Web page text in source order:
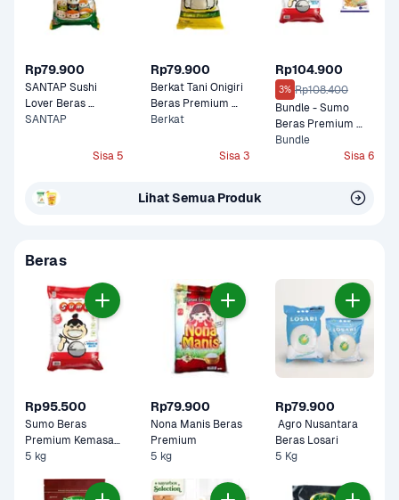
Rp79.900
SANTAP Sushi
Lover Beras
Premium 5kg
SANTAP
Sisa 5
Rp79.900
Berkat Tani Onigiri
Beras Premium
5kg
Berkat
Sisa 3
Rp104.900
3% Rp108.400
Bundle - Sumo
Beras Premium
Merah 5 kg & Tulip
Tepung Terigu 1 kg
Bundle
Sisa 6
Lihat Semua Produk
Beras
Rp95.500
Sumo Beras
Premium Kemasan
5 kg
Rp79.900
Nona Manis Beras
5 kg
Rp79.900
Agro Nusantara
5 Kg